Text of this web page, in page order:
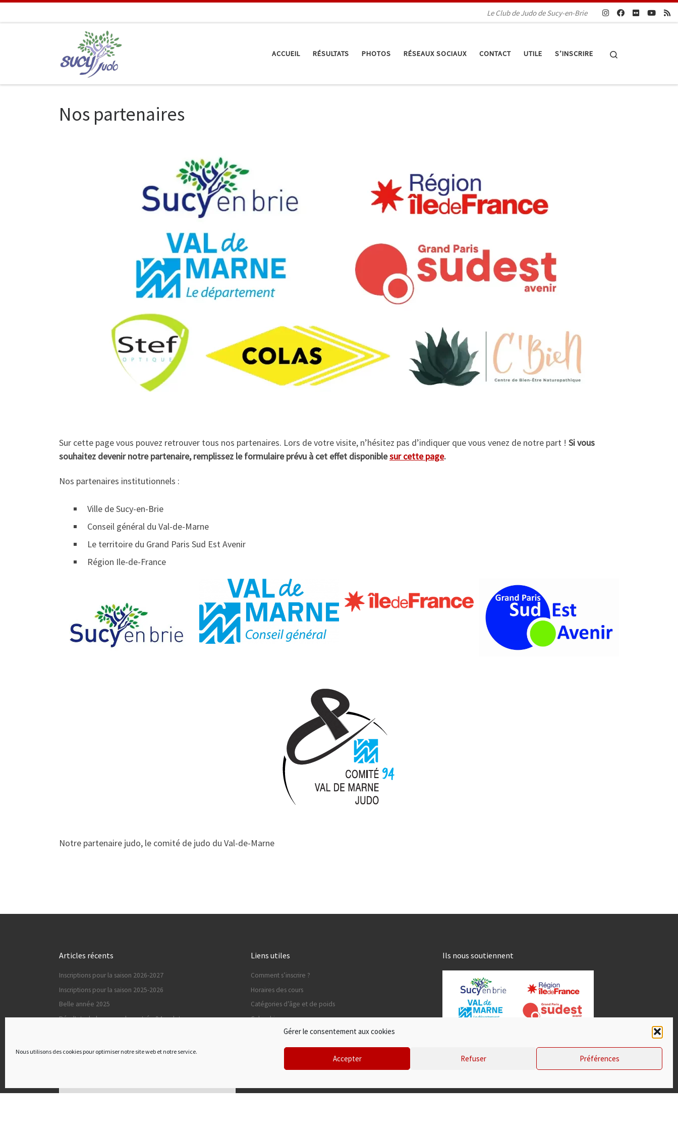
Gérer le consentement aux cookies
Nous utilisons des cookies pour optimiser notre site web et notre service.
Accepter Refuser Préférences
Le Club de Judo de Sucy-en-Brie
ACCUEIL RÉSULTATS PHOTOS RÉSEAUX SOCIAUX CONTACT UTILE S’INSCRIRE
Nos partenaires
Sur cette page vous pouvez retrouver tous nos partenaires. Lors de votre visite, n’hésitez pas d’indiquer que vous venez de notre part ! Si vous
souhaitez devenir notre partenaire, remplissez le formulaire prévu à cet effet disponiblesur cette page.
Nos partenaires institutionnels :
Ville de Sucy-en-Brie
Conseil général du Val-de-Marne
Le territoire du Grand Paris Sud Est Avenir
Région Ile-de-France
Notre partenaire judo, le comité de judo du Val-de-Marne
Articles récents
Inscriptions pour la saison 2026-2027
Inscriptions pour la saison 2025-2026
Belle année 2025
Résultats de la coupe de rentrée 94 cadets
Liens utiles
Comment s’inscrire ?
Horaires des cours
Catégories d’âge et de poids
Calendriers
Calendrier du comité de Judo du Val-de-Marne
Calendrier de ligue de Judo IDF
Ils nous soutiennent